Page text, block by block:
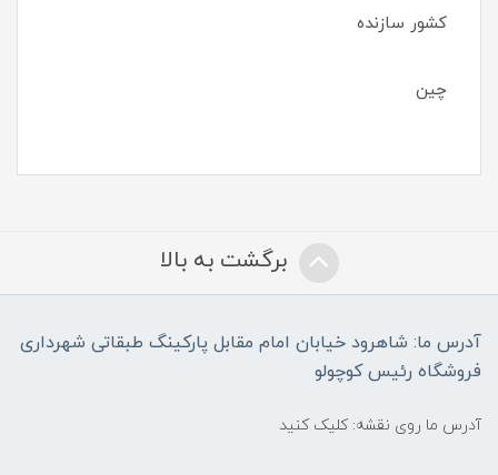
کشور سازنده
چین
برگشت به بالا
آدرس ما: شاهرود خیابان امام مقابل پارکینگ طبقاتی شهرداری
فروشگاه رئیس کوچولو
آدرس ما روی نقشه: کلیک کنید